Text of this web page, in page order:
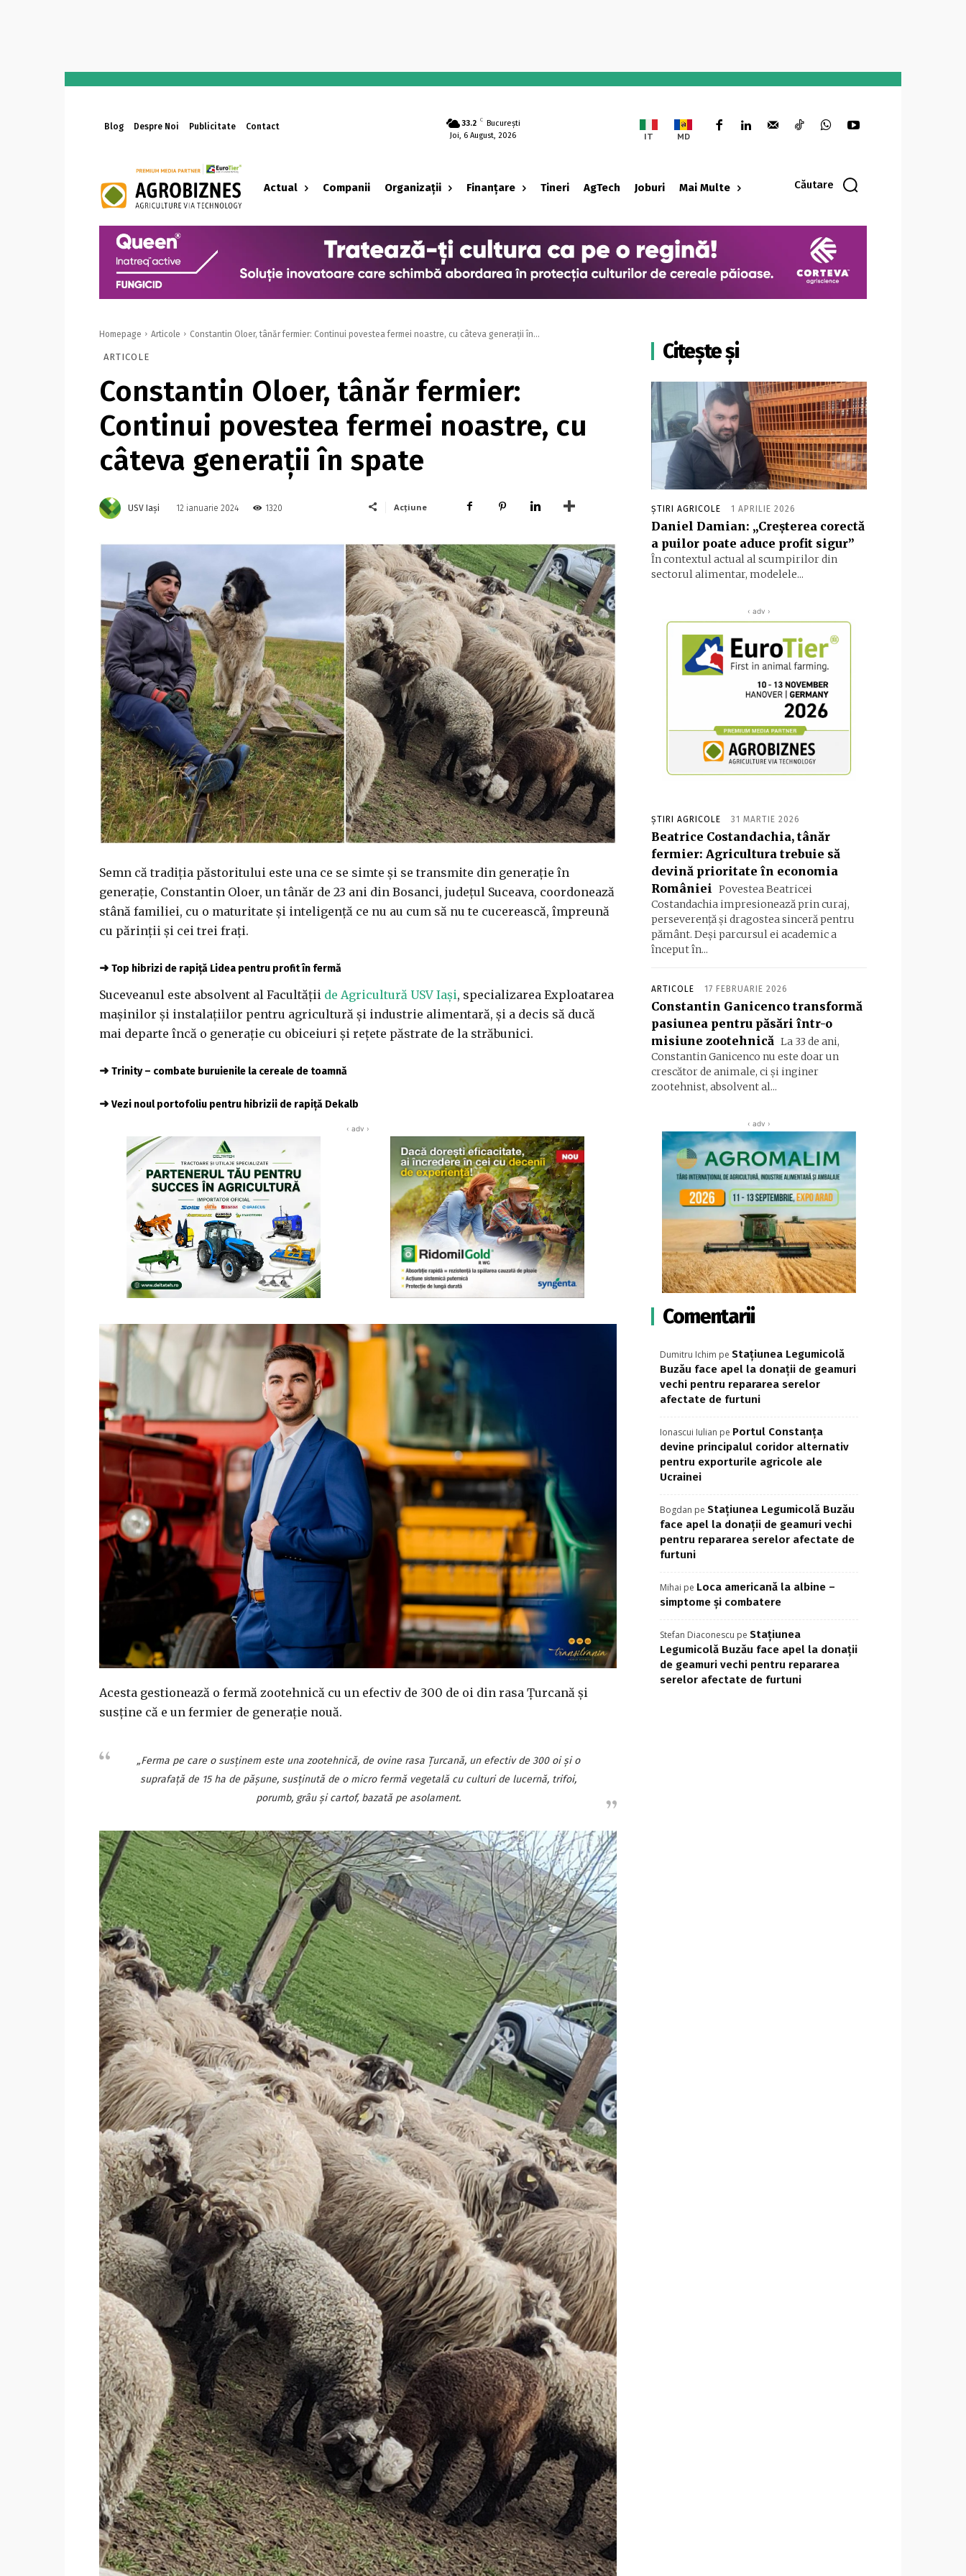
Blog Despre Noi Publicitate Contact 33.2 C București
Joi, 6 August, 2026
IT MD
Actual Companii Organizații Finanțare Tineri AgTech Joburi Mai Multe Căutare
-
Homepage Articole Constantin Oloer, tânăr fermier: Continui povestea fermei noastre, cu câteva generații în...
ARTICOLE
Constantin Oloer, tânăr fermier:
Continui povestea fermei noastre, cu
câteva generații în spate
USV Iași 12 ianuarie 2024 1320 Acțiune
Semn că tradiția păstoritului este una ce se simte și se transmite din generație în
generație, Constantin Oloer, un tânăr de 23 ani din Bosanci, județul Suceava, coordonează
stână familiei, cu o maturitate și inteligență ce nu au cum să nu te cucerească, împreună
cu părinții și cei trei frați.
➜ Top hibrizi de rapiță Lidea pentru profit în fermă
Suceveanul este absolvent al Facultății de Agricultură USV Iași, specializarea Exploatarea
mașinilor și instalațiilor pentru agricultură și industrie alimentară, și a decis să ducă
mai departe încă o generație cu obiceiuri și rețete păstrate de la străbunici.
➜ Trinity – combate buruienile la cereale de toamnă
➜ Vezi noul portofoliu pentru hibrizii de rapiță Dekalb
‹ adv ›
Acesta gestionează o fermă zootehnică cu un efectiv de 300 de oi din rasa Țurcană și
susține că e un fermier de generație nouă.
„Ferma pe care o susținem este una zootehnică, de ovine rasa Țurcană, un efectiv de 300 oi și o
suprafață de 15 ha de pășune, susținută de o micro fermă vegetală cu culturi de lucernă, trifoi,
porumb, grâu și cartof, bazată pe asolament.
Citește și
ȘTIRI AGRICOLE 1 APRILIE 2026
Daniel Damian: „Creșterea corectă
a puilor poate aduce profit sigur”
În contextul actual al scumpirilor din
sectorul alimentar, modelele...
‹ adv ›
ȘTIRI AGRICOLE 31 MARTIE 2026
Beatrice Costandachia, tânăr
fermier: Agricultura trebuie să
devină prioritate în economia
României Povestea Beatricei
Costandachia impresionează prin curaj,
perseverență și dragostea sinceră pentru
pământ. Deși parcursul ei academic a
început în...
ARTICOLE 17 FEBRUARIE 2026
Constantin Ganicenco transformă
pasiunea pentru păsări într-o
misiune zootehnică La 33 de ani,
Constantin Ganicenco nu este doar un
crescător de animale, ci și inginer
zootehnist, absolvent al...
‹ adv ›
Comentarii
Dumitru Ichim pe Stațiunea Legumicolă
Buzău face apel la donații de geamuri
vechi pentru repararea serelor
afectate de furtuni
Ionascui Iulian pe Portul Constanța
devine principalul coridor alternativ
pentru exporturile agricole ale
Ucrainei
Bogdan pe Stațiunea Legumicolă Buzău
face apel la donații de geamuri vechi
pentru repararea serelor afectate de
furtuni
Mihai pe Loca americană la albine –
simptome și combatere
Stefan Diaconescu pe Stațiunea
Legumicolă Buzău face apel la donații
de geamuri vechi pentru repararea
serelor afectate de furtuni